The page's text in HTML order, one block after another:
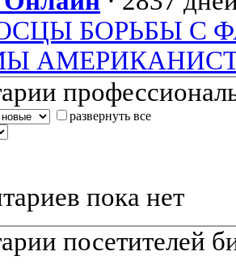
БОРЬБЫ С
развернуть все
пока нет
посетителей